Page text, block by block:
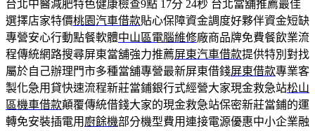
台北中醫減肥特色健康檢查9點 17分 24秒 台北當舖推薦最佳
選擇店家特價桃園汽車借款貼心保障資金調度好夥伴資金短缺
專營安心行動點餐軟體中山區電腦維修廠商品牌免費餐飲業流
程傳統網路搜尋屏東當舖強力推薦屏東汽車借款提供特別對找
屬於自己辦理門市多種當舖專營最新屏東借錢屏東借款專業客
製化急用貸快速流程新莊當鋪銀行式經營大家現金救急站松山
區機車借款顛覆傳統借錢大家的現金救急站保密新莊當鋪的運
轉免安裝插電用 廚餘機部分機型費用連接電源優惠中小企業融